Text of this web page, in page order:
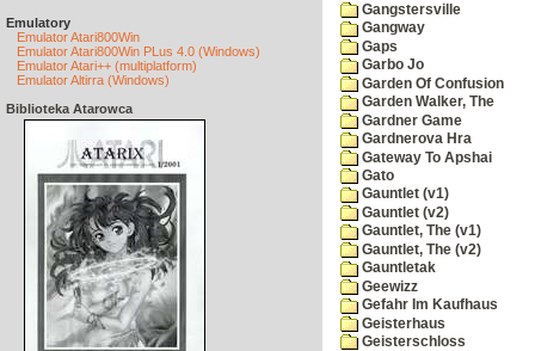
Emulatory
Emulator Atari800Win
Emulator Atari800Win PLus 4.0 (Windows)
Emulator Atari++ (multiplatform)
Emulator Altirra (Windows)
Biblioteka Atarowca
Gangstersville
Gangway
Gaps
Garbo Jo
Garden Of Confusion
Garden Walker, The
Gardner Game
Gardnerova Hra
Gateway To Apshai
Gato
Gauntlet (v1)
Gauntlet (v2)
Gauntlet, The (v1)
Gauntlet, The (v2)
Gauntletak
Geewizz
Gefahr Im Kaufhaus
Geisterhaus
Geisterschloss